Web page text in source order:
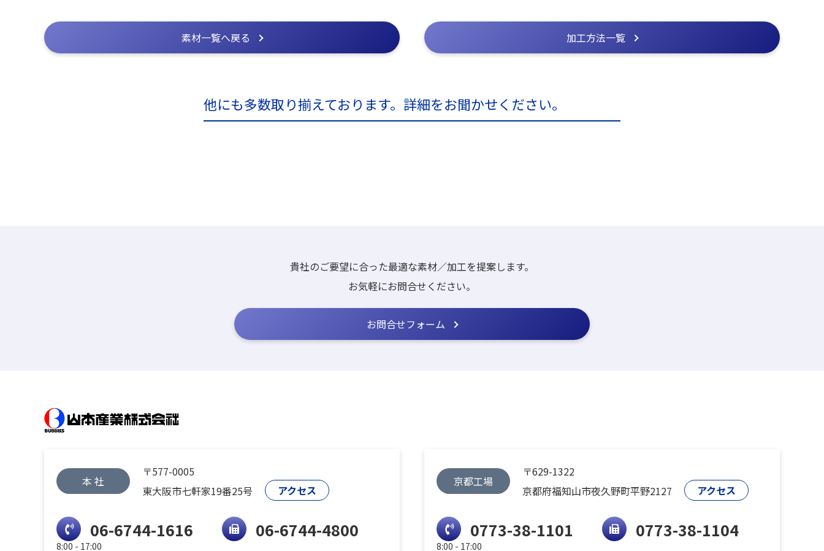
素材一覧へ戻る 加工方法一覧
他にも多数取り揃えております。 詳細をお聞かせください。
貴社のご要望に合った最適な素材／加工を提案します。
お気軽にお問合せください。
お問合せフォーム
本 社
〒577-0005
東大阪市七軒家19番25号
アクセス
06-6744-1616
8:00 - 17:00
06-6744-4800
京都工場
〒629-1322
京都府福知山市夜久野町平野2127
アクセス
0773-38-1101
8:00 - 17:00
0773-38-1104